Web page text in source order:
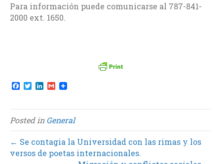
Para información puede comunicarse al 787-841-
2000 ext. 1650.
F
e
b
o
o
k
T
t
t
e
r
L
k
e
d
I
n
G
i
l
Posted inGeneral
← Se contagia la Universidad con las rimas y los
versos de poetas internacionales.